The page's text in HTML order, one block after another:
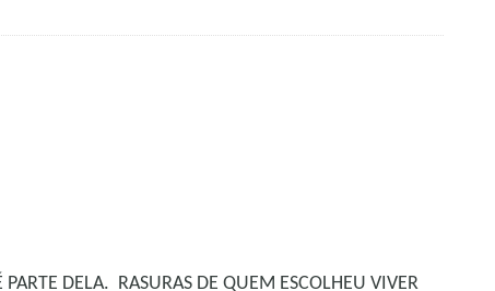
DELA. RASURAS DE QUEM ESCOLHEU VIVER